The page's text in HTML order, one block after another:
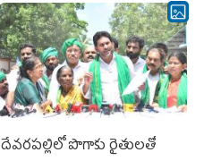
దేవరపల్లిలో పొగాకు రైతులతో